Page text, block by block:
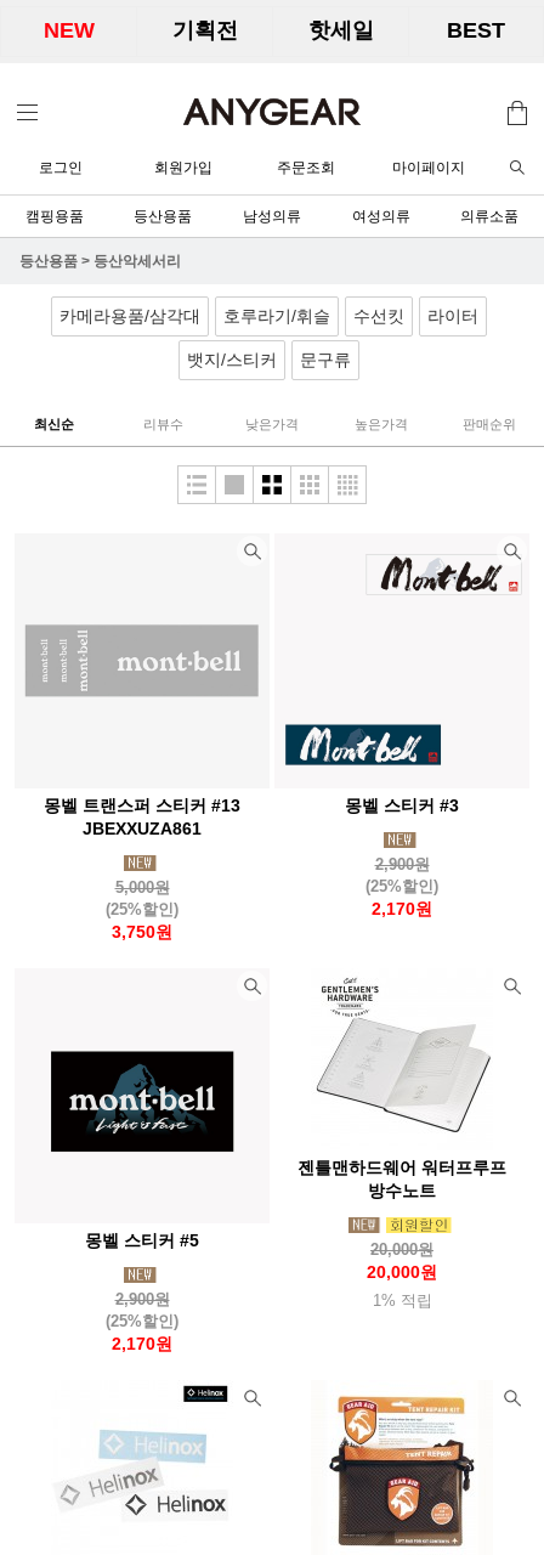
NEW 기획전 핫세일 BEST
로그인 회원가입 주문조회 마이페이지
캠핑용품 등산용품 남성의류 여성의류 의류소품
등산용품 > 등산악세서리
카메라용품/삼각대 호루라기/휘슬 수선킷 라이터
뱃지/스티커 문구류
최신순 리뷰수 낮은가격 높은가격 판매순위
몽벨 트랜스퍼 스티커 #13
JBEXXUZA861
5,000원
(25%할인)
3,750원
몽벨 스티커 #3
2,900원
(25%할인)
2,170원
몽벨 스티커 #5
2,900원
(25%할인)
2,170원
젠틀맨하드웨어 워터프루프
방수노트
20,000원
20,000원
1% 적립